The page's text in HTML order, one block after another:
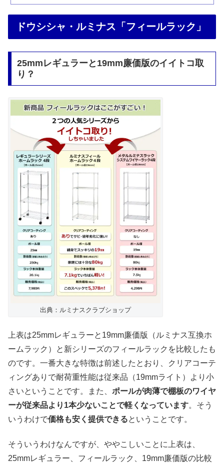
ドウシシャ・ルミナス「フィールラック」
25mmレギュラーと19mm廉価版のイイトコ取
り？
出典：ルミナスクラブショップ
上表は25mmレギュラーと19mm廉価版（ルミナス互換ホ
ームラック）と新シリーズのフィールラックを比較したも
のです。一番大きな特徴は前述したとおり、クリアコーテ
ィングありで耐荷重性能は従来品（19mmライト）より小
さいということです。また、 ポールが肉薄で棚板のワイヤ
ーが従来品より1本少ないことで軽くなっています。そう
いうわけで価格も安く提供できるということです。
そういうわけなんですが、ややこしいことに上表は、
25mmレギュラー、フィールラック、19mm廉価版の比較